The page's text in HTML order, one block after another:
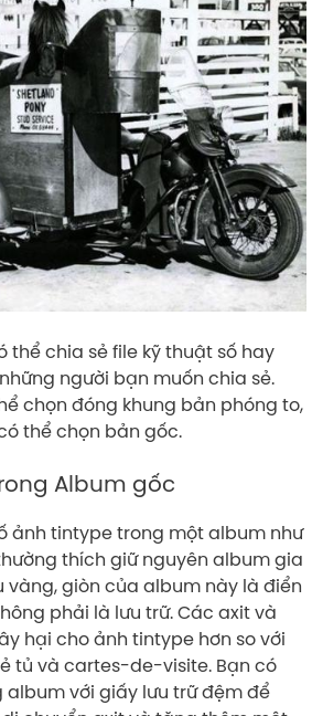
thể chia sẻ file kỹ thuật số hay
người bạn muốn chia sẻ.
chọn đóng khung bản phóng to,
thể chọn bản gốc.
Album gốc
ảnh tintype trong một album như
thích giữ nguyên album gia
vàng, giòn của album này là điển
phải là lưu trữ. Các axit và
hại cho ảnh tintype hơn so với
tủ và cartes-de-visite. Bạn có
album với giấy lưu trữ đệm để